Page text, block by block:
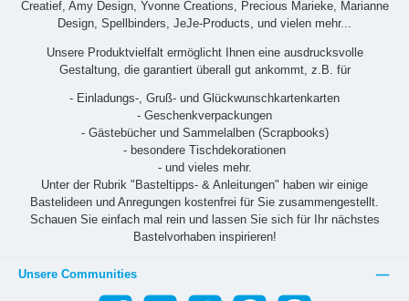
Creatief, Amy Design, Yvonne Creations, Precious Marieke, Marianne
Design, Spellbinders, JeJe-Products, und vielen mehr...
Unsere Produktvielfalt ermöglicht Ihnen eine ausdrucksvolle
Gestaltung, die garantiert überall gut ankommt, z.B. für
- Einladungs-, Gruß- und Glückwunschkartenkarten
- Geschenkverpackungen
- Gästebücher und Sammelalben (Scrapbooks)
- besondere Tischdekorationen
- und vieles mehr.
Unter der Rubrik "Basteltipps- & Anleitungen" haben wir einige
Bastelideen und Anregungen kostenfrei für Sie zusammengestellt.
Schauen Sie einfach mal rein und lassen Sie sich für Ihr nächstes
Bastelvorhaben inspirieren!
Unsere Communities